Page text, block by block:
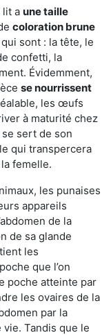
lit a une taille
coloration brune
sont : la tête, le
confetti, la
Évidemment,
se nourrissent
les œufs
à maturité chez
sert de son
qui transpercera
femelle.
les punaises
appareils
de la
de sa glande
les
que l’on
poche atteinte par
les ovaires de la
par la
Tandis que le